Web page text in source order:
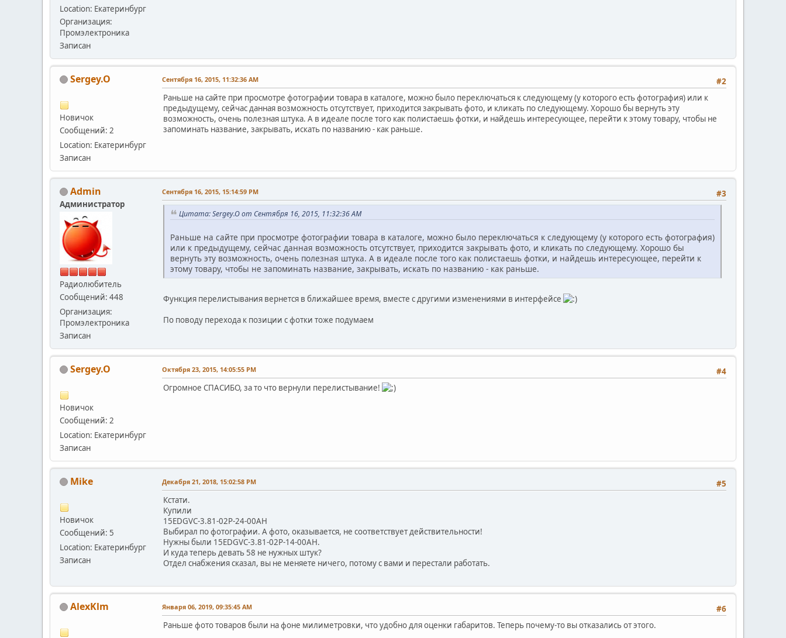
Location: Екатеринбург
Организация:
Промэлектроника
Записан
Sergey.O
Новичок
Сообщений: 2
Location: Екатеринбург
Записан
#2
Сентября 16, 2015, 11:32:36 AM
Раньше на сайте при просмотре фотографии товара в каталоге, можно было переключаться к следующему (у которого есть фотография) или к
предыдущему, сейчас данная возможность отсутствует, приходится закрывать фото, и кликать по следующему. Хорошо бы вернуть эту
возможность, очень полезная штука. А в идеале после того как полистаешь фотки, и найдешь интересующее, перейти к этому товару, чтобы не
запоминать название, закрывать, искать по названию - как раньше.
Admin
Администратор
Радиолюбитель
Сообщений: 448
Организация:
Промэлектроника
Записан
#3
Сентября 16, 2015, 15:14:59 PM
Цитата: Sergey.O от Сентября 16, 2015, 11:32:36 AM
Раньше на сайте при просмотре фотографии товара в каталоге, можно было переключаться к следующему (у которого есть фотография)
или к предыдущему, сейчас данная возможность отсутствует, приходится закрывать фото, и кликать по следующему. Хорошо бы
вернуть эту возможность, очень полезная штука. А в идеале после того как полистаешь фотки, и найдешь интересующее, перейти к
этому товару, чтобы не запоминать название, закрывать, искать по названию - как раньше.
Функция перелистывания вернется в ближайшее время, вместе с другими изменениями в интерфейсе
По поводу перехода к позиции с фотки тоже подумаем
Sergey.O
Новичок
Сообщений: 2
Location: Екатеринбург
Записан
#4
Октября 23, 2015, 14:05:55 PM
Огромное СПАСИБО, за то что вернули перелистывание!
Mike
Новичок
Сообщений: 5
Location: Екатеринбург
Записан
#5
Декабря 21, 2018, 15:02:58 PM
Кстати.
Купили
15EDGVC-3.81-02P-24-00AH
Выбирал по фотографии. А фото, оказывается, не соответствует действительности!
Нужны были 15EDGVC-3.81-02P-14-00AH.
И куда теперь девать 58 не нужных штук?
Отдел снабжения сказал, вы не меняете ничего, потому с вами и перестали работать.
AlexKlm #6
Января 06, 2019, 09:35:45 AM
Раньше фото товаров были на фоне милиметровки, что удобно для оценки габаритов. Теперь почему-то вы отказались от этого.